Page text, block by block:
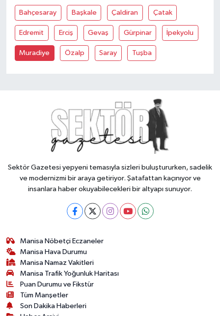
Bahçesaray Başkale Çaldiran Çatak
Edremit Erciş Gevaş Gürpinar İpekyolu
Muradiye Özalp Saray Tuşba
Sektör Gazetesi yepyeni temasıyla sizleri buluştururken, sadelik
ve modernizmi bir araya getiriyor. Şatafattan kaçınıyor ve
insanlara haber okuyabilecekleri bir altyapı sunuyor.
Manisa Nöbetçi Eczaneler
Manisa Hava Durumu
Manisa Namaz Vakitleri
Manisa Trafik Yoğunluk Haritası
Puan Durumu ve Fikstür
Tüm Manşetler
Son Dakika Haberleri